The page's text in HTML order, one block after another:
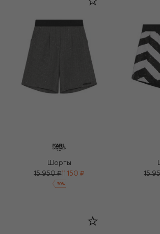
Шорты
15 950 ₽11 150 ₽
-30%
15